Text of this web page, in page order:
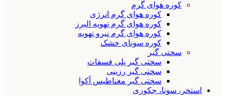
کوره هوای گرم
کوره هوای گرم انرژی
کوره هوای گرم تهویه البرز
کوره هوای گرم نیرو تهویه
کوره سونای خشک
سختی گیر
سختی گیر پلی فسفات
سختی گیر رزینی
سختی گیر مغناطیس آکوا
استخر، سونا، جکوزی